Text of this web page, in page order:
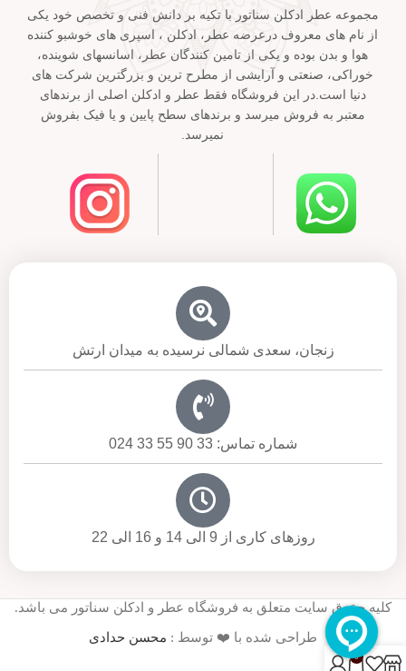
مجموعه عطر ادکلن سناتور با تکیه بر دانش فنی و تخصص خود یکی
از نام های معروف درعرضه عطر، ادکلن ، اسپری های خوشبو کننده
هوا و بدن بوده و یکی از تامین کنندگان عطر، اسانسهای شوینده،
خوراکی، صنعتی و آرایشی از مطرح ترین و بزرگترین شرکت های
دنیا است.در این فروشگاه فقط عطر و ادکلن اصلی از برندهای
معتبر به فروش میرسد و برندهای سطح پایین و یا فیک بفروش
نمیرسد.
زنجان، سعدی شمالی نرسیده به میدان ارتش
شماره تماس: 33 90 55 33 024
روزهای کاری از 9 الی 14 و 16 الی 22
کلیه حقوق سایت متعلق به فروشگاه عطر و ادکلن سناتور می باشد.
طراحی شده با ❤️ توسط : محسن حدادی
0